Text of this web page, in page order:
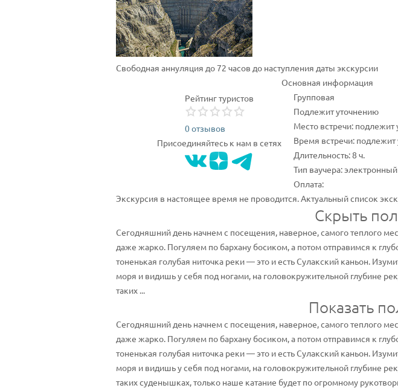
Свободная аннуляция до 72 часов до наступления даты экскурсии
Рейтинг туристов
0 отзывов
Присоединяйтесь к нам в сетях
Основная информация
Групповая
Подлежит уточнению
Место встречи: подлежит
Время встречи:
Длительность: 8 ч.
Тип ваучера: электронный
Оплата:
Экскурсия в настоящее время не проводится. Актуальный список
Скрыть
Сегодняшний день начнем с посещения, наверное, самого теплого
даже жарко. Погуляем по бархану босиком, а потом отправимся к
тоненькая голубая ниточка реки — это и есть Сулакский каньон.
моря и видишь у себя под ногами, на головокружительной глубине
таких ...
Показать
Сегодняшний день начнем с посещения, наверное, самого теплого
даже жарко. Погуляем по бархану босиком, а потом отправимся к
тоненькая голубая ниточка реки — это и есть Сулакский каньон.
моря и видишь у себя под ногами, на головокружительной глубине
таких суденышках, только наше катание будет по огромному